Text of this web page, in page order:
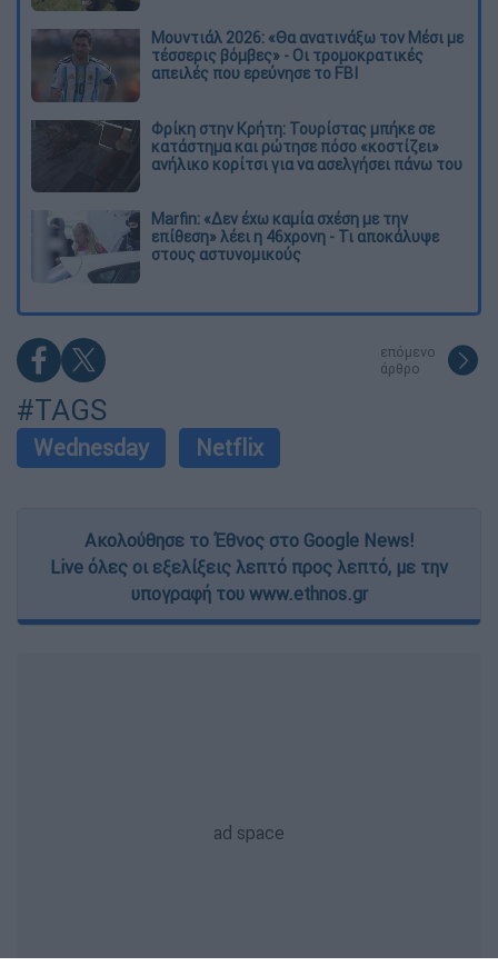
Μουντιάλ 2026: «Θα ανατινάξω τον Μέσι με
τέσσερις βόμβες» - Οι τρομοκρατικές
απειλές που ερεύνησε το FBI
Φρίκη στην Κρήτη: Τουρίστας μπήκε σε
κατάστημα και ρώτησε πόσο «κοστίζει»
ανήλικο κορίτσι για να ασελγήσει πάνω του
Marfin: «Δεν έχω καμία σχέση με την
επίθεση» λέει η 46χρονη - Τι αποκάλυψε
στους αστυνομικούς
επόμενο
άρθρο
#TAGS
Wednesday Netflix
Ακολούθησε το Έθνος στο Google News!
Live όλες οι εξελίξεις λεπτό προς λεπτό, με την
υπογραφή του www.ethnos.gr